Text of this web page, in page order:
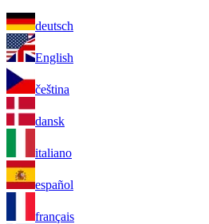
deutsch
English
čeština
dansk
italiano
español
français